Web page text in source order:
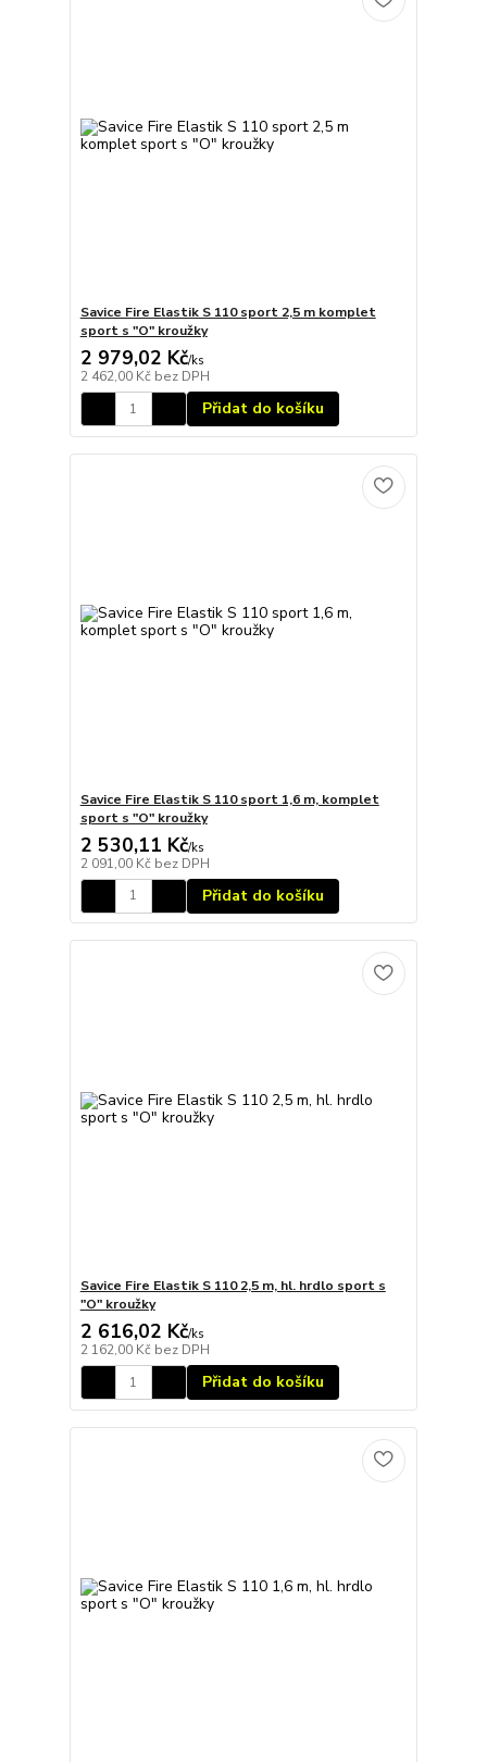
Savice Fire Elastik S 110 sport 2,5 m komplet
sport s "O" kroužky
2 979,02 Kč/ks
2 462,00 Kč bez DPH
Přidat do košíku
Savice Fire Elastik S 110 sport 1,6 m, komplet
sport s "O" kroužky
2 530,11 Kč/ks
2 091,00 Kč bez DPH
Přidat do košíku
Savice Fire Elastik S 110 2,5 m, hl. hrdlo sport s
"O" kroužky
2 616,02 Kč/ks
2 162,00 Kč bez DPH
Přidat do košíku